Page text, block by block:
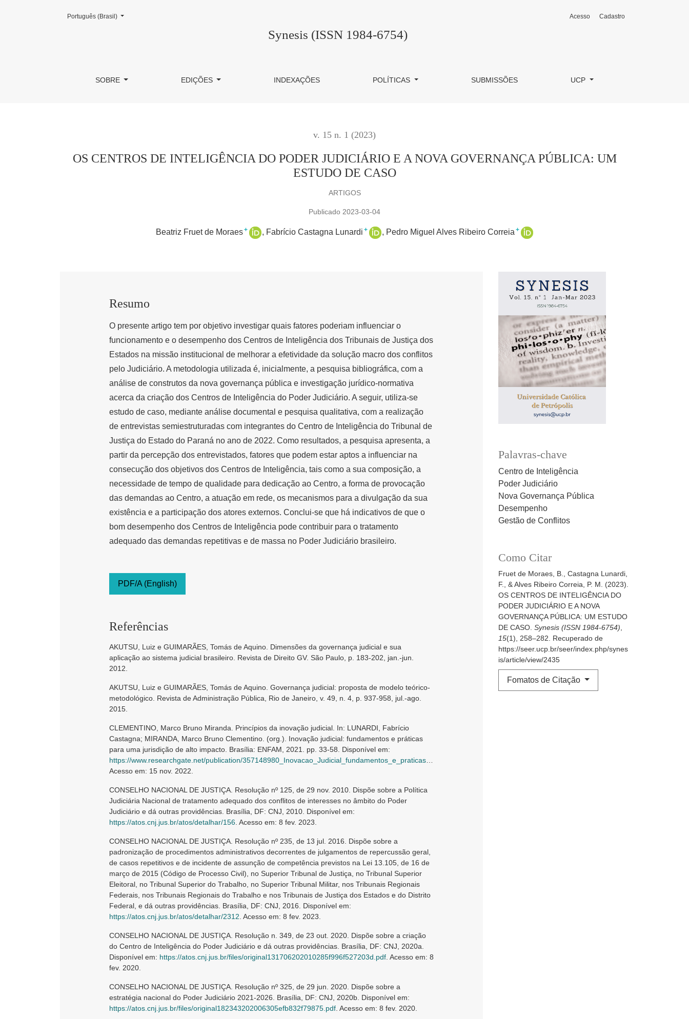
OS CENTROS DE INTELIGÊNCIA DO PODER JUDICIÁRIO E A NOVA GOVERNANÇA PÚBLICA
Synesis (ISSN 1984-6754)
SOBRE EDIÇÕES INDEXAÇÕES POLÍTICAS SUBMISSÕES UCP
Acesso Cadastro
Mudar o idioma. O atual é:
Português (Brasil)
v. 15 n. 1 (2023)
OS CENTROS DE INTELIGÊNCIA DO PODER JUDICIÁRIO E A NOVA GOVERNANÇA PÚBLICA: UM
ESTUDO DE CASO
ARTIGOS
Publicado 2023-03-04
Beatriz Fruet de Moraes+ Fabrício Castagna Lunardi + Pedro Miguel Alves Ribeiro Correia +
Palavras-chave
Centro de Inteligência
Poder Judiciário
Nova Governança Pública
Desempenho
Gestão de Conflitos
Como Citar
Fruet de Moraes, B., Castagna Lunardi,
F., & Alves Ribeiro Correia, P. M. (2023).
OS CENTROS DE INTELIGÊNCIA DO
PODER JUDICIÁRIO E A NOVA
GOVERNANÇA PÚBLICA: UM ESTUDO
DE CASO. Synesis (ISSN 1984-6754)
15(1), 258–282. Recuperado de
https://seer.ucp.br/seer/index.php/synes
is/article/view/2435
Fomatos de Citação
Resumo
O presente artigo tem por objetivo investigar quais fatores poderiam influenciar o
funcionamento e o desempenho dos Centros de Inteligência dos Tribunais de Justiça dos
Estados na missão institucional de melhorar a efetividade da solução macro dos conflitos
pelo Judiciário. A metodologia utilizada é, inicialmente, a pesquisa bibliográfica, com a
análise de construtos da nova governança pública e investigação jurídico-normativa
acerca da criação dos Centros de Inteligência do Poder Judiciário. A seguir, utiliza-se
estudo de caso, mediante análise documental e pesquisa qualitativa, com a realização
de entrevistas semiestruturadas com integrantes do Centro de Inteligência do Tribunal de
Justiça do Estado do Paraná no ano de 2022. Como resultados, a pesquisa apresenta, a
partir da percepção dos entrevistados, fatores que podem estar aptos a influenciar na
consecução dos objetivos dos Centros de Inteligência, tais como a sua composição, a
necessidade de tempo de qualidade para dedicação ao Centro, a forma de provocação
das demandas ao Centro, a atuação em rede, os mecanismos para a divulgação da sua
existência e a participação dos atores externos. Conclui-se que há indicativos de que o
bom desempenho dos Centros de Inteligência pode contribuir para o tratamento
adequado das demandas repetitivas e de massa no Poder Judiciário brasileiro.
PDF/A (English)
Referências
AKUTSU, Luiz e GUIMARÃES, Tomás de Aquino. Dimensões da governança judicial e sua
aplicação ao sistema judicial brasileiro. Revista de Direito GV. São Paulo, p. 183-202, jan.-jun.
2012.
AKUTSU, Luiz e GUIMARÃES, Tomás de Aquino. Governança judicial: proposta de modelo teórico-
metodológico. Revista de Administração Pública, Rio de Janeiro, v. 49, n. 4, p. 937-958, jul.-ago.
2015.
CLEMENTINO, Marco Bruno Miranda. Princípios da inovação judicial. In: LUNARDI, Fabrício
Castagna; MIRANDA, Marco Bruno Clementino. (org.). Inovação judicial: fundamentos e práticas
para uma jurisdição de alto impacto. Brasília: ENFAM, 2021. pp. 33-58. Disponível em:
https://www.researchgate.net/publication/357148980_Inovacao_Judicial_fundamentos_e_praticas_para_uma_jurisdicao_de_alto_impacto
Acesso em: 15 nov. 2022.
CONSELHO NACIONAL DE JUSTIÇA. Resolução nº 125, de 29 nov. 2010. Dispõe sobre a Política
Judiciária Nacional de tratamento adequado dos conflitos de interesses no âmbito do Poder
Judiciário e dá outras providências. Brasília, DF: CNJ, 2010. Disponível em:
https://atos.cnj.jus.br/atos/detalhar/156 . Acesso em: 8 fev. 2023.
CONSELHO NACIONAL DE JUSTIÇA. Resolução nº 235, de 13 jul. 2016. Dispõe sobre a
padronização de procedimentos administrativos decorrentes de julgamentos de repercussão geral,
de casos repetitivos e de incidente de assunção de competência previstos na Lei 13.105, de 16 de
março de 2015 (Código de Processo Civil), no Superior Tribunal de Justiça, no Tribunal Superior
Eleitoral, no Tribunal Superior do Trabalho, no Superior Tribunal Militar, nos Tribunais Regionais
Federais, nos Tribunais Regionais do Trabalho e nos Tribunais de Justiça dos Estados e do Distrito
Federal, e dá outras providências. Brasília, DF: CNJ, 2016. Disponível em:
https://atos.cnj.jus.br/atos/detalhar/2312 . Acesso em: 8 fev. 2023.
CONSELHO NACIONAL DE JUSTIÇA. Resolução n. 349, de 23 out. 2020. Dispõe sobre a criação
do Centro de Inteligência do Poder Judiciário e dá outras providências. Brasília, DF: CNJ, 2020a.
Disponível em: https://atos.cnj.jus.br/files/original131706202010285f996f527203d.pdf . Acesso em: 8
fev. 2020.
CONSELHO NACIONAL DE JUSTIÇA. Resolução nº 325, de 29 jun. 2020. Dispõe sobre a
estratégia nacional do Poder Judiciário 2021-2026. Brasília, DF: CNJ, 2020b. Disponível em:
https://atos.cnj.jus.br/files/original182343202006305efb832f79875.pdf . Acesso em: 8 fev. 2020.